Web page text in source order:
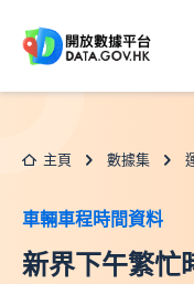
主頁 數據集
車輛車程時間資料
新界下午繁忙